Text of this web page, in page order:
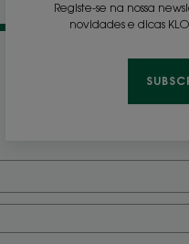
Registe-se na nossa
novidades e dicas